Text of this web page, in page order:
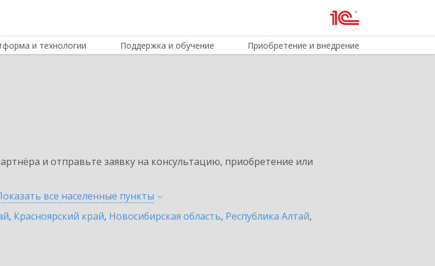
и технологии Поддержка и обучение Приобретение и внедрение
и отправьте заявку на консультацию, приобретение или
все населенные пункты
, Красноярский край, Новосибирская область, Республика Алтай,